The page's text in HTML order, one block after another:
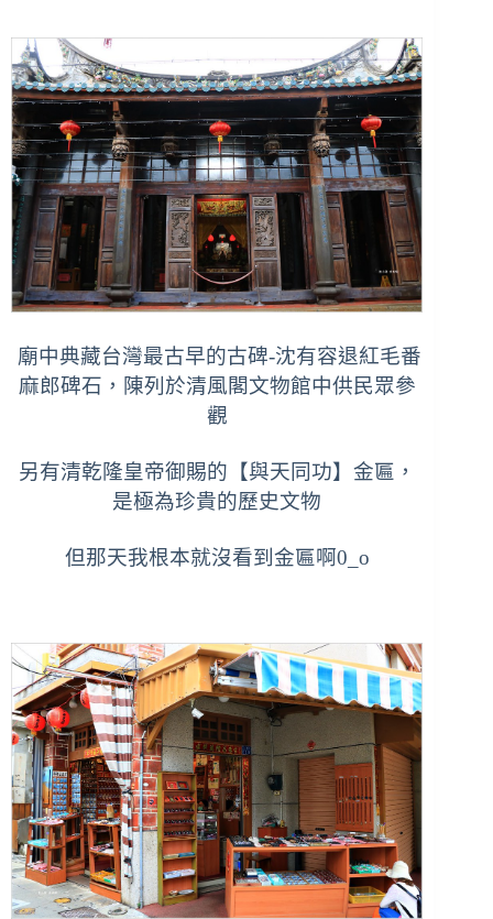
廟中典藏台灣最古早的古碑-沈有容退紅毛番
麻郎碑石，陳列於清風閣文物館中供民眾參
觀
另有清乾隆皇帝御賜的【與天同功】金匾，
是極為珍貴的歷史文物
但那天我根本就沒看到金匾啊0_o